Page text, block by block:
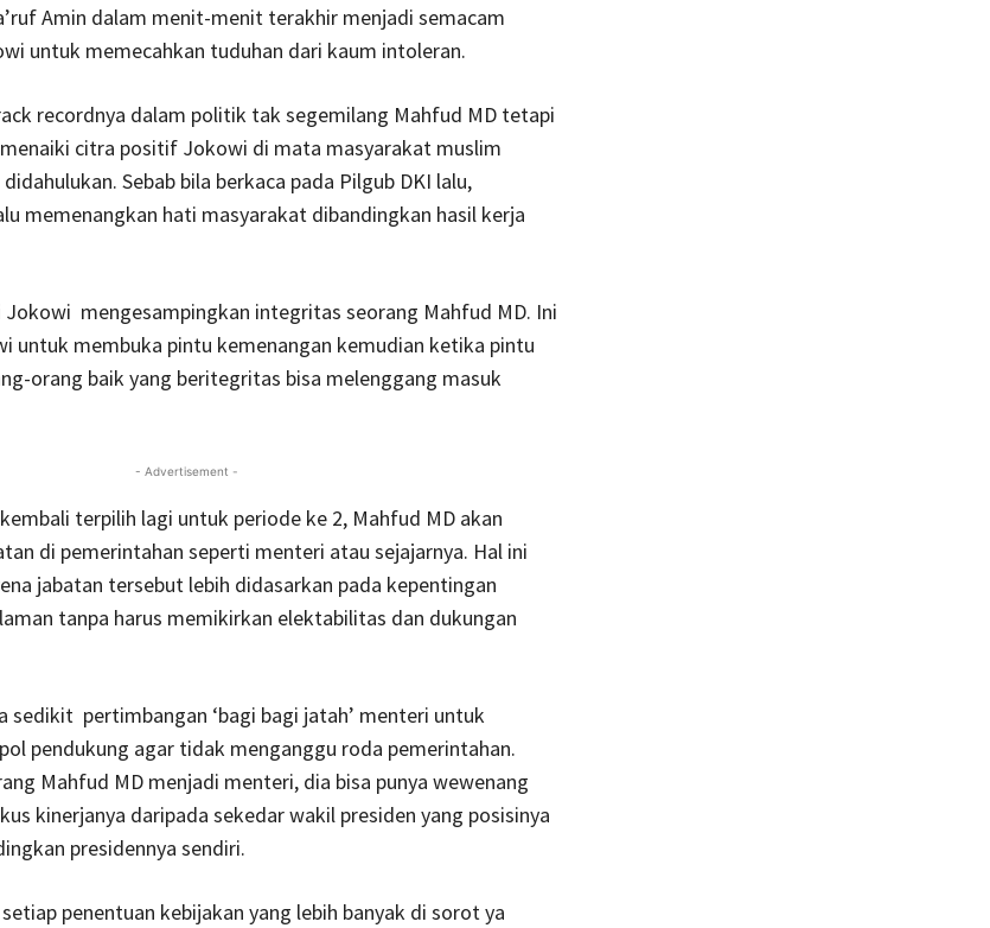
Amin dalam menit-menit terakhir menjadi semacam
untuk memecahkan tuduhan dari kaum intoleran.
recordnya dalam politik tak segemilang Mahfud MD tetapi
citra positif Jokowi di mata masyarakat muslim
Sebab bila berkaca pada Pilgub DKI lalu,
memenangkan hati masyarakat dibandingkan hasil kerja
Jokowi mengesampingkan integritas seorang Mahfud MD. Ini
untuk membuka pintu kemenangan kemudian ketika pintu
orang baik yang beritegritas bisa melenggang masuk
- Advertisement -
terpilih lagi untuk periode ke 2, Mahfud MD akan
di pemerintahan seperti menteri atau sejajarnya. Hal ini
jabatan tersebut lebih didasarkan pada kepentingan
tanpa harus memikirkan elektabilitas dan dukungan
sedikit pertimbangan ‘bagi bagi jatah’ menteri untuk
pendukung agar tidak menganggu roda pemerintahan.
Mahfud MD menjadi menteri, dia bisa punya wewenang
kinerjanya daripada sekedar wakil presiden yang posisinya
presidennya sendiri.
penentuan kebijakan yang lebih banyak di sorot ya